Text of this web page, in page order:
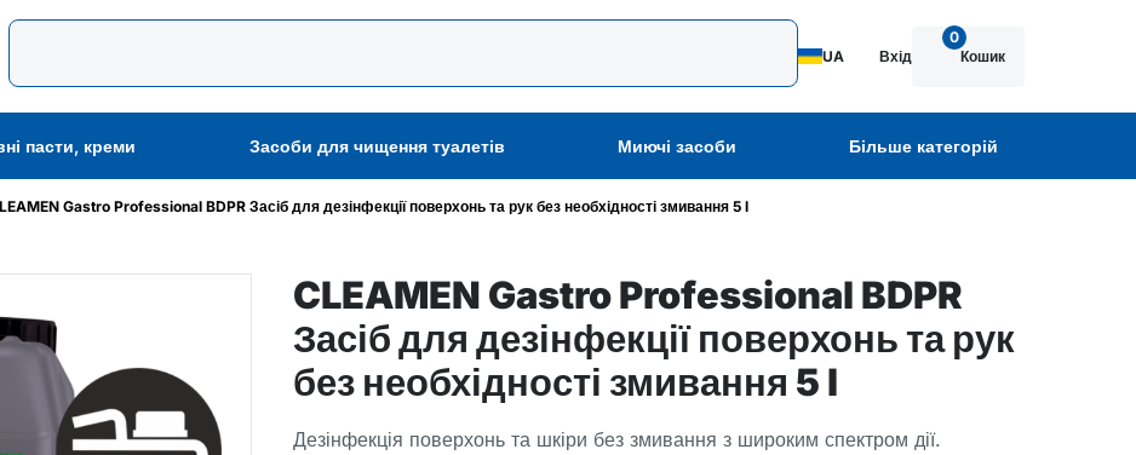
UA Вхід
0
Кошик
пасти, креми Засоби для чищення туалетів Миючі засоби Більше категорій
Gastro Professional BDPR Засіб для дезінфекції поверхонь та рук без необхідності змивання 5 l
CLEAMEN Gastro Professional BDPR
Засіб для дезінфекції поверхонь та рук
без необхідності змивання 5 l
Дезінфекція поверхонь та шкіри без змивання з широким спектром дії.